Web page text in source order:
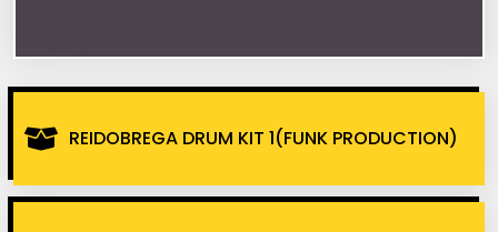
REIDOBREGA DRUM KIT 1(FUNK PRODUCTION)